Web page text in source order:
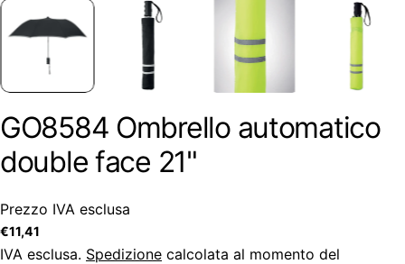
GO8584 Ombrello automatico
double face 21"
Prezzo IVA esclusa
Prezzo
regolare
€11,41
IVA esclusa. Spedizione calcolata al momento del